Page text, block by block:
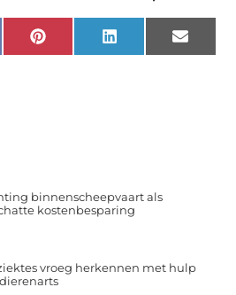
PinterestLinkedInEmail
binnenscheepvaart als
kostenbesparing
vroeg herkennen met hulp